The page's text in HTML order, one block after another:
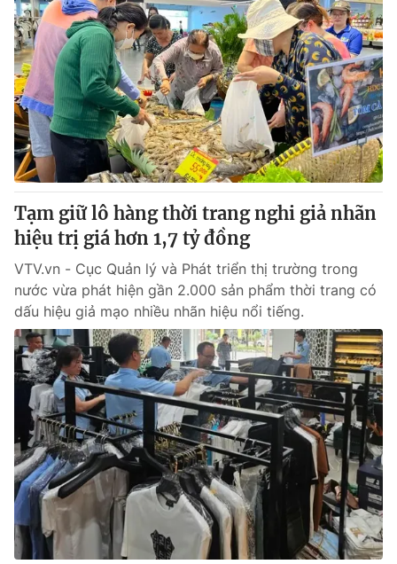
Tạm giữ lô hàng thời trang nghi giả nhãn
hiệu trị giá hơn 1,7 tỷ đồng
VTV.vn - Cục Quản lý và Phát triển thị trường trong
nước vừa phát hiện gần 2.000 sản phẩm thời trang có
dấu hiệu giả mạo nhiều nhãn hiệu nổi tiếng.